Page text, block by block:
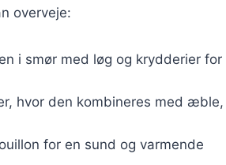
overveje:
i smør med løg og krydderier for
hvor den kombineres med æble,
for en sund og varmende